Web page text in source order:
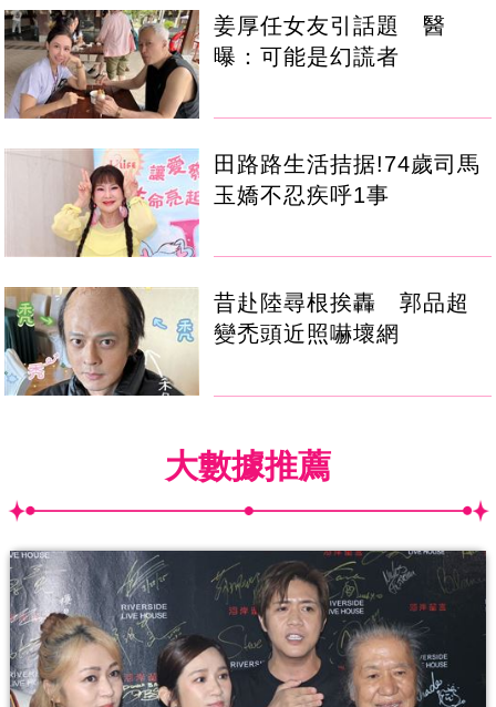
姜厚任女友引話題 醫
曝：可能是幻謊者
田路路生活拮据!74歲司馬
玉嬌不忍疾呼1事
昔赴陸尋根挨轟 郭品超
變禿頭近照嚇壞網
大數據推薦